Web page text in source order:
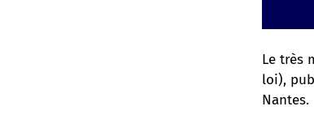
Le très
loi),
Nantes.